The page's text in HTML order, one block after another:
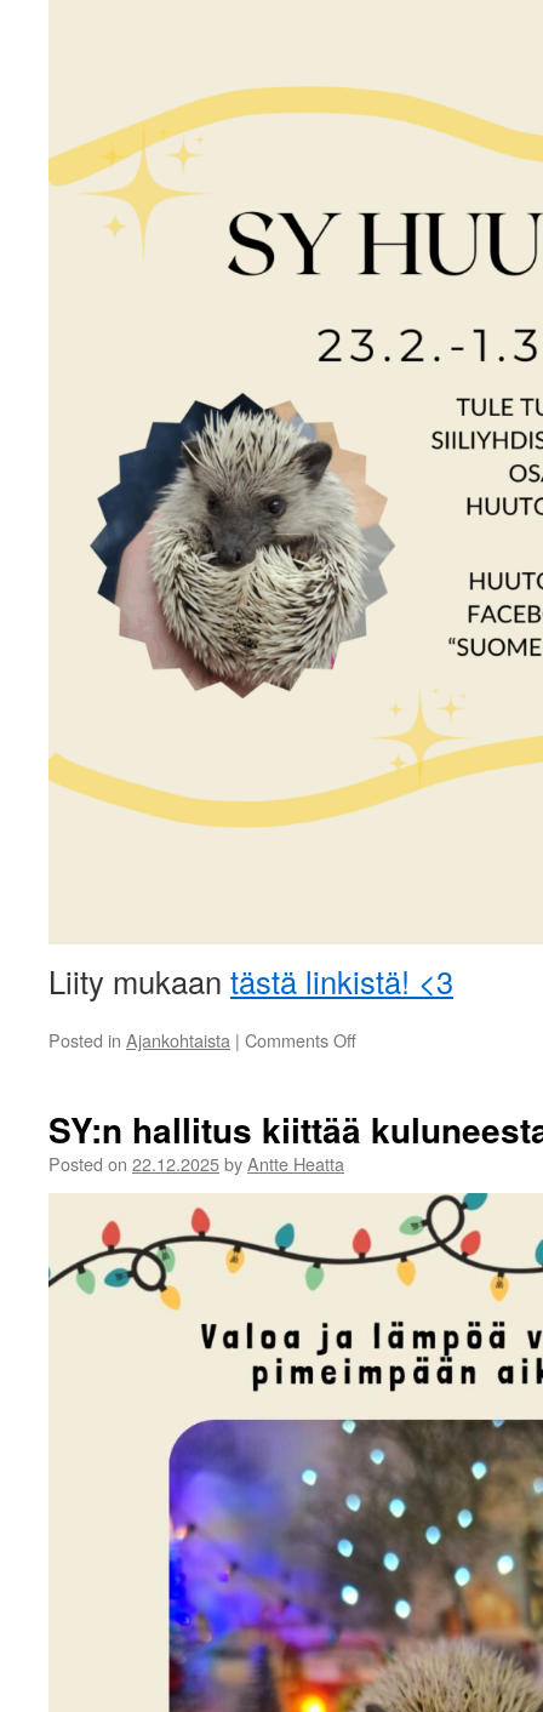
Liity mukaan tästä linkistä! <3
Posted in Ajankohtaista | Comments Offon
huutokauppa
aukeaa!
SY:n hallitus kiittää
Posted on 22.12.2025byAntte Heatta